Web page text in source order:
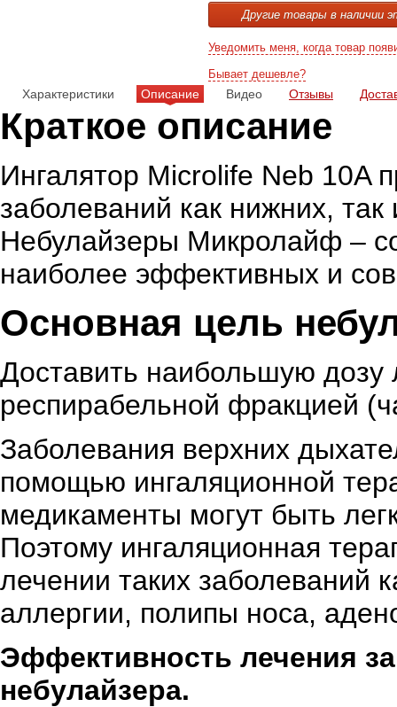
Другие товары в наличии
Уведомить меня, когда товар
Бывает дешевле?
Характеристики Описание Видео Отзывы
Краткое описание
Ингалятор Microlife Neb 10A
заболеваний как нижних,
Небулайзеры Микролайф –
наиболее эффективных и
Основная цель
Доставить наибольшую дозу
респирабельной фракцией
Заболевания верхних
помощью ингаляционной
медикаменты могут быть
Поэтому ингаляционная
лечении таких заболеваний
аллергии, полипы носа,
Эффективность лечения
небулайзера.